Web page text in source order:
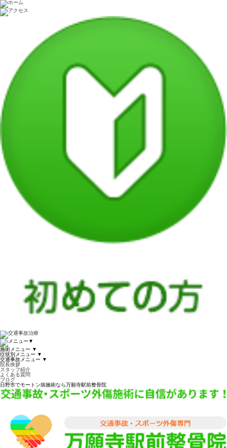
▼
施術メニュー ▼
症状別メニュー ▼
交通事故メニュー ▼
院長挨拶
スタッフ紹介
よくある質問
ブログ
日野市でモートン病施術なら万願寺駅前整骨院